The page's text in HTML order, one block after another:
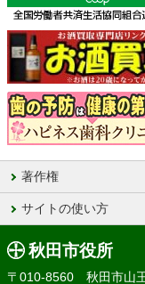
著作権
サイトの使い方
秋田市役所
〒010-8560 秋田市山